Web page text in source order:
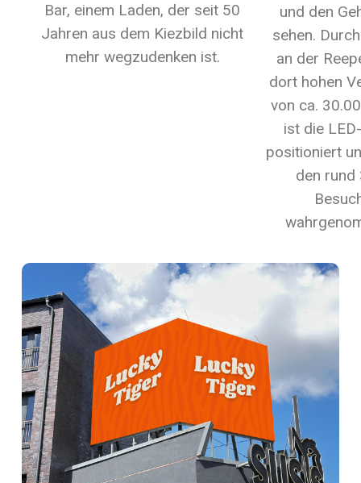
Bar, einem Laden, der seit 50
Jahren aus dem Kiezbild nicht
mehr wegzudenken ist.
und den
sehen.
an der
dort hohen
von ca.
ist die
positioniert
den rund